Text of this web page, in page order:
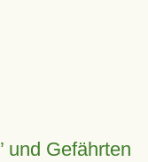
und Gefährten